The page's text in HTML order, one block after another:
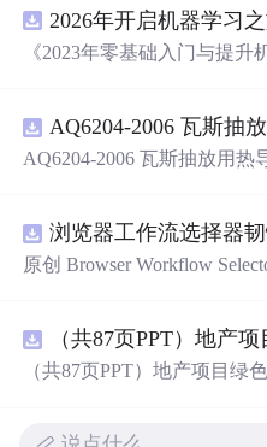
设计。文章还介绍了气体灭
和成本效益。
2026年开启机器学习
《2023年零基础入门与提
AQ6204-2006 瓦斯抽放用热
原创 Browser Workflow
建立固定样本、权重和验收
率、覆盖率与效率；本地网
图、README、运行说明
（共87页PPT）地产项目绿